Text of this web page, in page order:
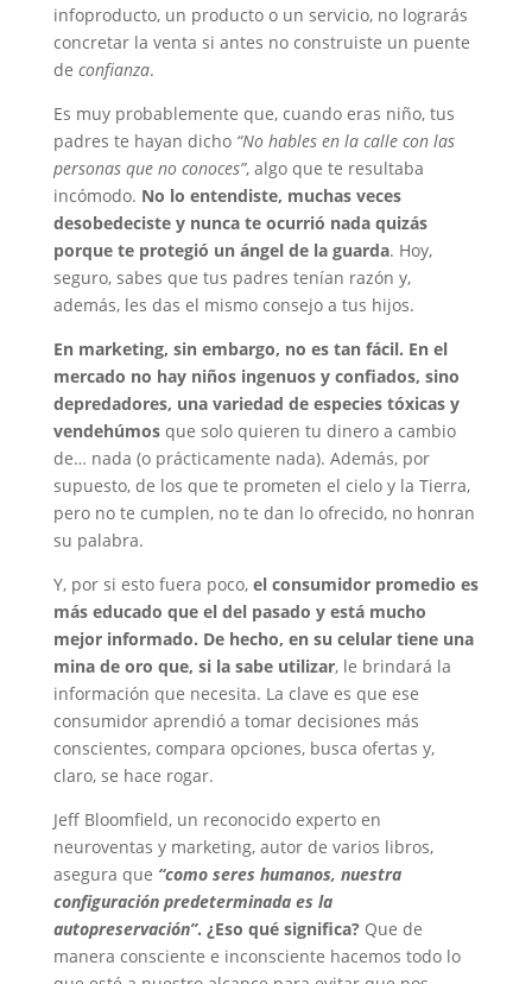
infoproducto, un producto o un servicio, no lograrás
concretar la venta si antes no construiste un puente
de confianza.
Es muy probablemente que, cuando eras niño, tus
padres te hayan dicho “No hables en la calle con las
personas que no conoces”, algo que te resultaba
incómodo. No lo entendiste, muchas veces
desobedeciste y nunca te ocurrió nada quizás
porque te protegió un ángel de la guarda. Hoy,
seguro, sabes que tus padres tenían razón y,
además, les das el mismo consejo a tus hijos.
En marketing, sin embargo, no es tan fácil. En el
mercado no hay niños ingenuos y confiados, sino
depredadores, una variedad de especies tóxicas y
vendehúmosque solo quieren tu dinero a cambio
de… nada (o prácticamente nada). Además, por
supuesto, de los que te prometen el cielo y la Tierra,
pero no te cumplen, no te dan lo ofrecido, no honran
su palabra.
Y, por si esto fuera poco, el consumidor promedio es
más educado que el del pasado y está mucho
mejor informado. De hecho, en su celular tiene una
mina de oro que, si la sabe utilizar, le brindará la
información que necesita. La clave es que ese
consumidor aprendió a tomar decisiones más
conscientes, compara opciones, busca ofertas y,
claro, se hace rogar.
Jeff Bloomfield, un reconocido experto en
neuroventas y marketing, autor de varios libros,
asegura que “como seres humanos, nuestra
configuración predeterminada es la
autopreservación”. ¿Eso qué significa?Que de
manera consciente e inconsciente hacemos todo lo